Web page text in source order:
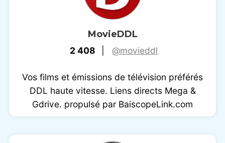
MovieDDL
2 408 @movieddl
Vos films et émissions de télévision préférés
DDL haute vitesse. Liens directs Mega &
Gdrive. propulsé par BaiscopeLink.com